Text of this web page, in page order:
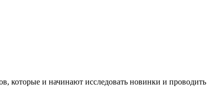
которые и начинают исследовать новинки и проводить